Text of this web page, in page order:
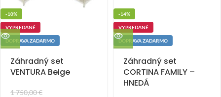
-10%
VYPREDANÉ
DOPRAVA ZADARMO
Záhradný set
VENTURA Beige
1 750,00€
-14%
VYPREDANÉ
DOPRAVA ZADARMO
Záhradný set
CORTINA FAMILY –
HNEDÁ